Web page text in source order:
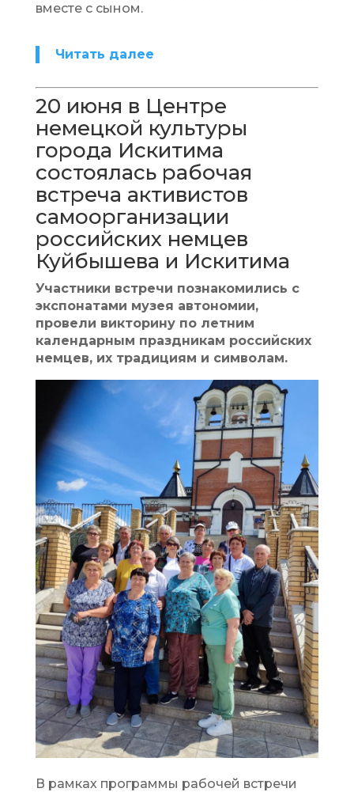
вместе с сыном.
Читать далее
20 июня в Центре
немецкой культуры
города Искитима
состоялась рабочая
встреча активистов
самоорганизации
российских немцев
Куйбышева и Искитима
Участники встречи познакомились с
экспонатами музея автономии,
провели викторину по летним
календарным праздникам российских
немцев, их традициям и символам.
В рамках программы рабочей встречи